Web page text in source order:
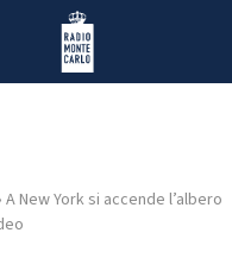
Radio Monte Carlo
› A New York si accende l’albero